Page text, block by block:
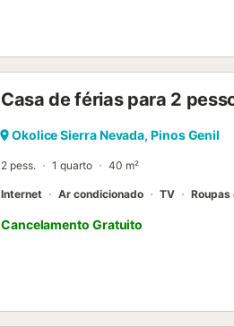
desportos de inverno e procura
Casa de férias para 2
Okolice Sierra Nevada, Pinos Genil
2 pess. 1 quarto 40 m²
Internet Ar condicionado TV Roupas
Cancelamento Gratuito